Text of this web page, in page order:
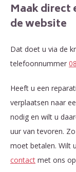
Maak direct
de website
Dat doet u via de
telefoonnummer
Heeft u een
verplaatsen naar
nodig en wilt u
uur van tevoren.
moet betalen. Wilt
contact met ons